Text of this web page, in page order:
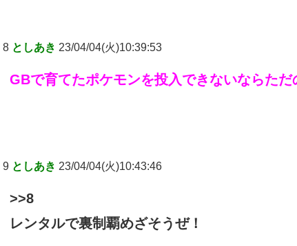
8 としあき 23/04/04(火)10:39:53
GBで育てたポケモンを投入できないならた
9 としあき 23/04/04(火)10:43:46
>>8
レンタルで裏制覇めざそうぜ！